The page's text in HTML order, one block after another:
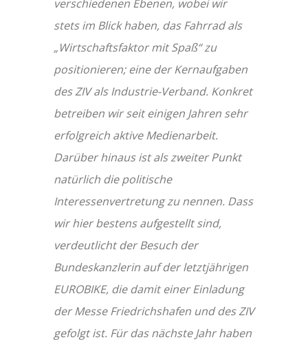
verschiedenen Ebenen, wobei wir
stets im Blick haben, das Fahrrad als
„Wirtschaftsfaktor mit Spaß“ zu
positionieren; eine der Kernaufgaben
des ZIV als Industrie-Verband. Konkret
betreiben wir seit einigen Jahren sehr
erfolgreich aktive Medienarbeit.
Darüber hinaus ist als zweiter Punkt
natürlich die politische
Interessenvertretung zu nennen. Dass
wir hier bestens aufgestellt sind,
verdeutlicht der Besuch der
Bundeskanzlerin auf der letztjährigen
EUROBIKE, die damit einer Einladung
der Messe Friedrichshafen und des ZIV
gefolgt ist. Für das nächste Jahr haben